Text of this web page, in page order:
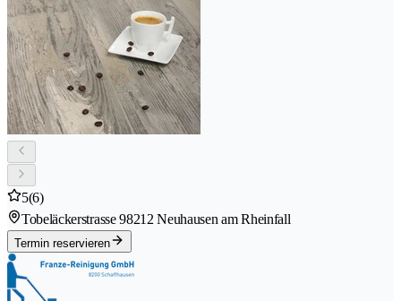
5(6)
Tobeläckerstrasse 98212 Neuhausen am Rheinfall
Termin reservieren